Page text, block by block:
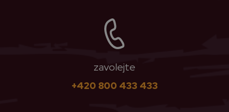
zavolejte
+420 800 433 433